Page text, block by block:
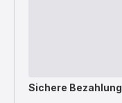
Sichere Bezahlung